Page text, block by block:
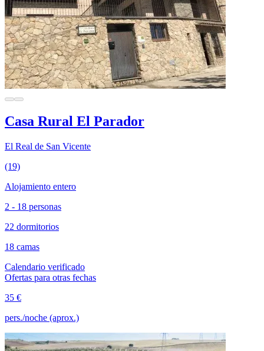
Casa Rural El Parador
El Real de San Vicente
(19)
Alojamiento entero
2 - 18 personas
22 dormitorios
18 camas
Calendario verificado
Ofertas para otras fechas
35 €
pers./noche (aprox.)